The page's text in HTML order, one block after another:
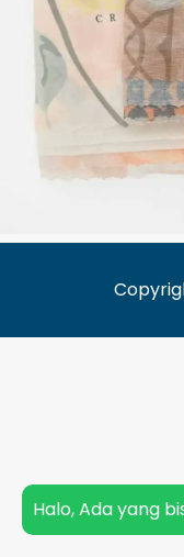
Halo, Ada yang